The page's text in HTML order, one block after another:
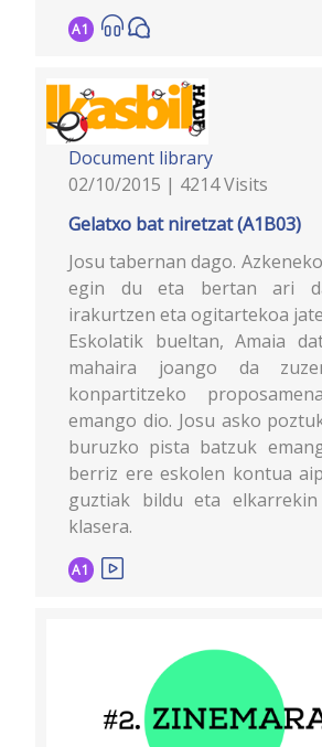
A1
Document library
02/10/2015 | 4214 Visits
Gelatxo bat niretzat (A1B03)
Josu tabernan dago.
egin du eta bertan ari
irakurtzen eta ogitartekoa
Eskolatik bueltan, Amaia
mahaira joango da
konpartitzeko
emango dio. Josu asko
buruzko pista batzuk
berriz ere eskolen kontua
guztiak bildu eta
klasera.
A1